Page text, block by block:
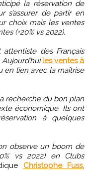
la réservation de
s’assurer de partir en
choix mais les ventes
(+20% vs 2022).
des Français
les ventes à
en lien avec la maîtrise
recherche du bon plan
économique. Ils ont
à quelques
observe un boom de
vs 2022) en Clubs
Christophe Fuss,